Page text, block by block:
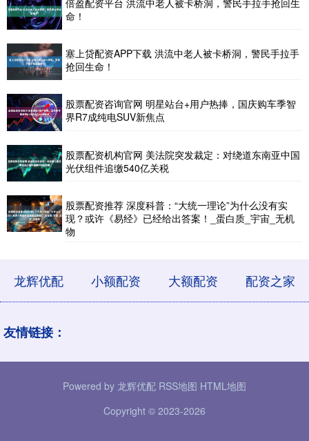
命！
塞上贷配资APP下载 洪流中老人被卡桥洞，警民手拉手
抢回生命！
股票配资咨询官网 明星站台+用户热捧，国庆购车季智
界R7成纯电SUV新焦点
股票配资机构官网 美法院突发裁定：对绕道东南亚中国
光伏组件追缴540亿关税
股票配资推荐 深度科普：“大统一理论”为什么没有实
现？或许《易经》已经给出答案！_蛋白质_宇宙_无机
物
龙辉优配 小额配资 大额配资 配资之家
友情链接：
Powered by 龙辉优配 RSS地图 HTML地图
Copyright © 2023-2026